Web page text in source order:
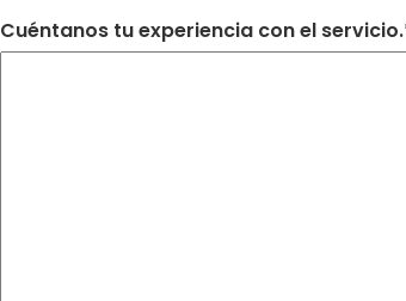
Cuéntanos tu experiencia con el